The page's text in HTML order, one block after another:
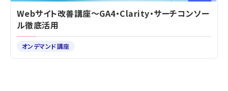
Webサイト改善講座～GA4・Clarity・サーチコンソー
ル徹底活用
オンデマンド講座